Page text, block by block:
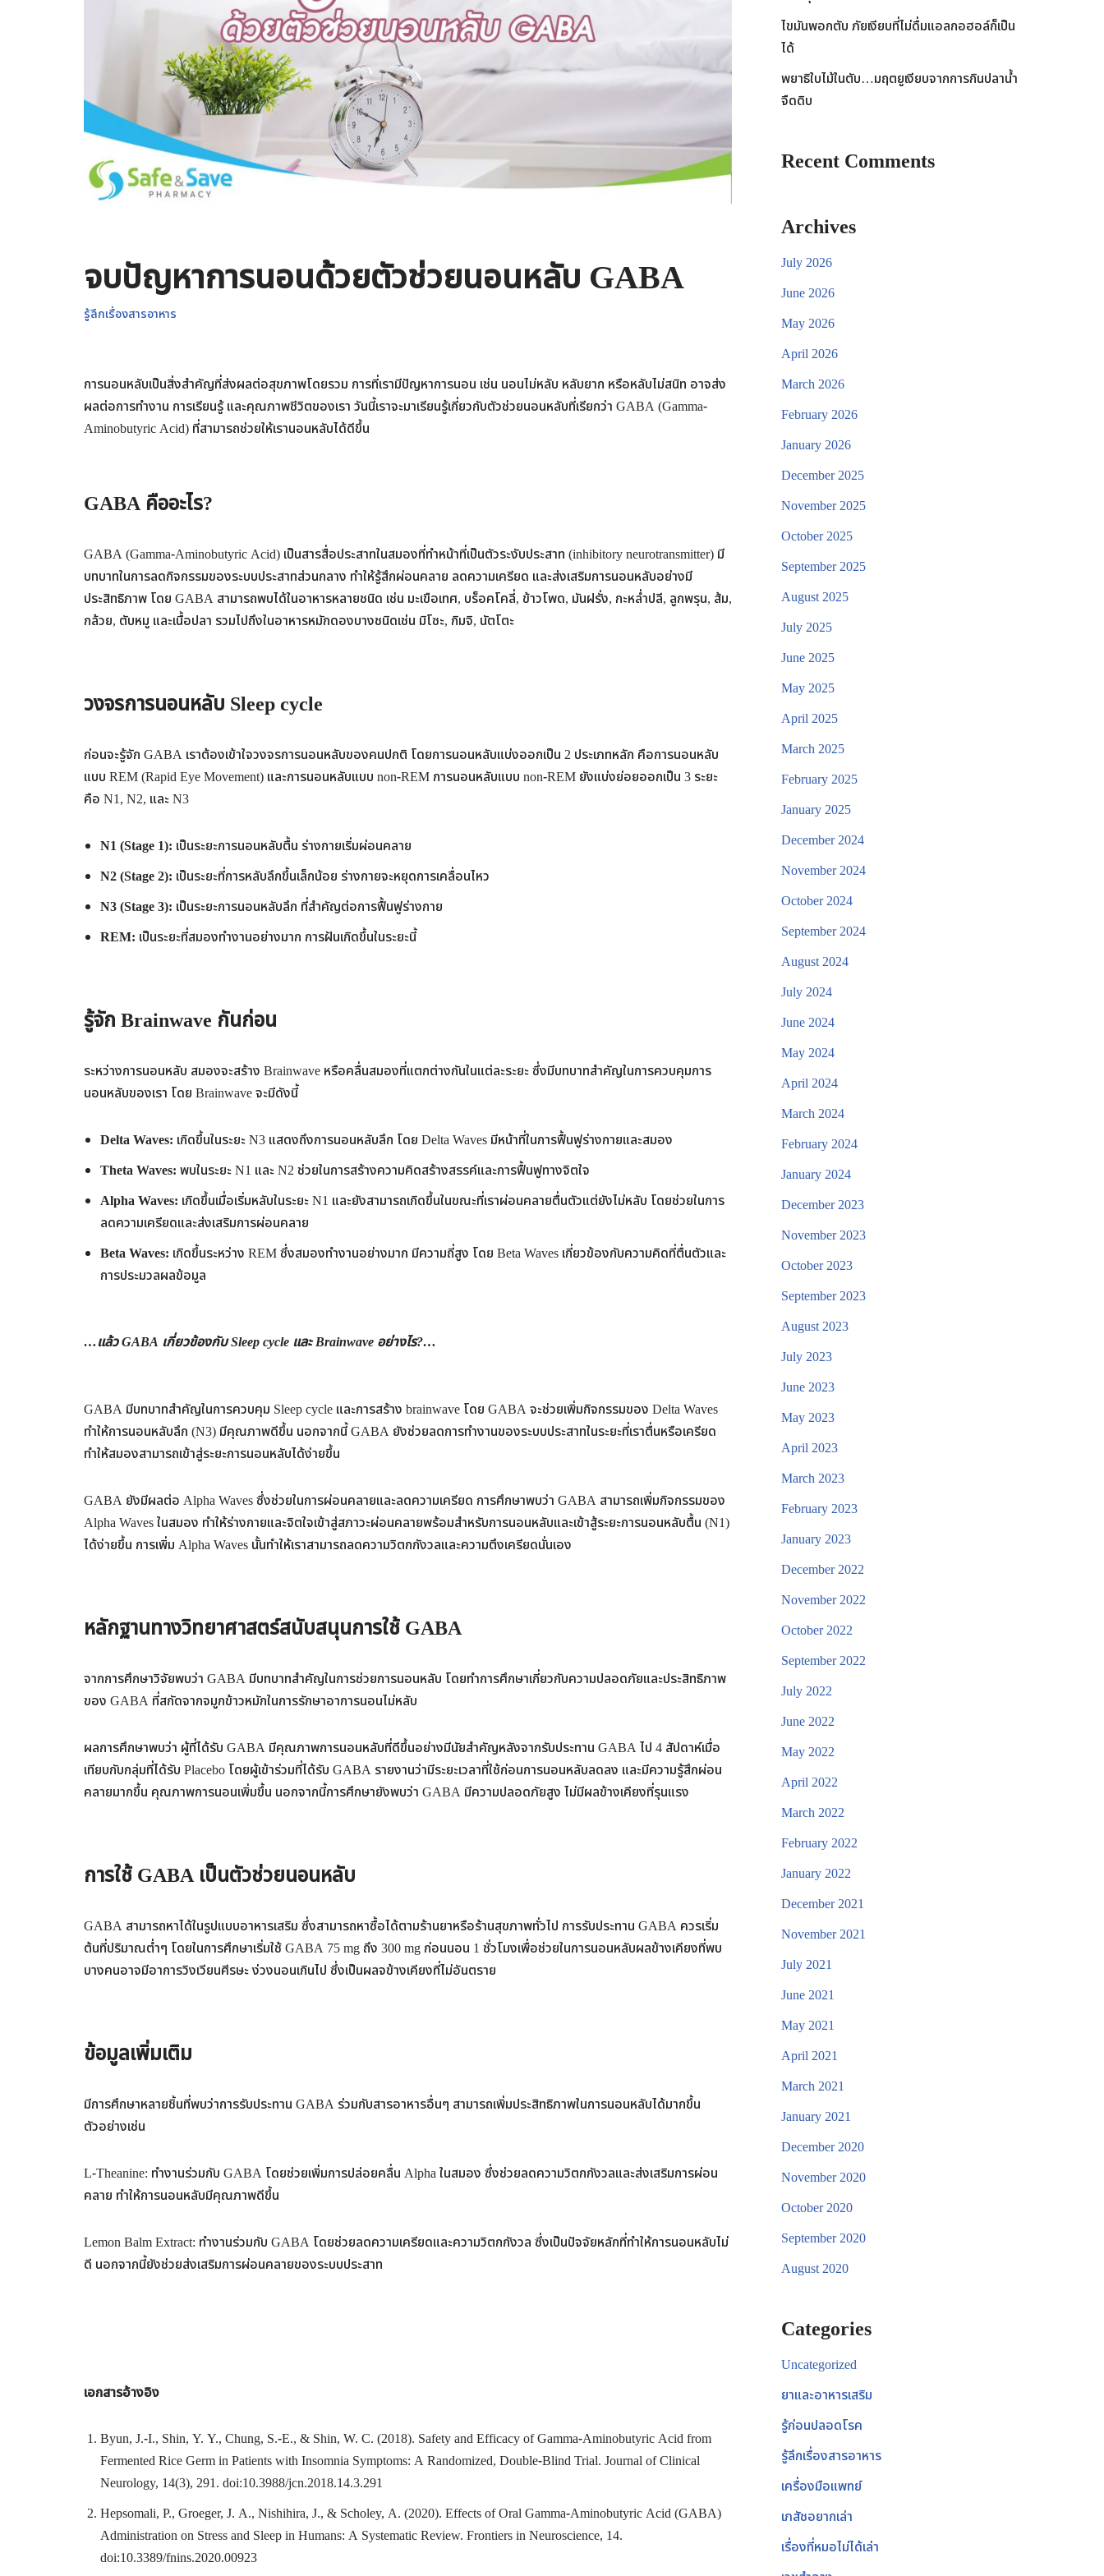
จบปัญหาการนอนด้วยตัวช่วยนอนหลับ GABA
รู้ลึกเรื่องสารอาหาร
การนอนหลับเป็นสิ่งสำคัญที่ส่งผลต่อสุขภาพโดยรวม การที่เรามีปัญหาการนอน เช่น นอนไม่หลับ หลับยาก หรือหลับไม่สนิท อาจส่ง
ผลต่อการทำงาน การเรียนรู้ และคุณภาพชีวิตของเรา วันนี้เราจะมาเรียนรู้เกี่ยวกับตัวช่วยนอนหลับที่เรียกว่า GABA (Gamma-
Aminobutyric Acid) ที่สามารถช่วยให้เรานอนหลับได้ดีขึ้น
GABA คืออะไร?
GABA (Gamma-Aminobutyric Acid) เป็นสารสื่อประสาทในสมองที่ทำหน้าที่เป็นตัวระงับประสาท (inhibitory neurotransmitter) มี
บทบาทในการลดกิจกรรมของระบบประสาทส่วนกลาง ทำให้รู้สึกผ่อนคลาย ลดความเครียด และส่งเสริมการนอนหลับอย่างมี
ประสิทธิภาพ โดย GABA สามารถพบได้ในอาหารหลายชนิด เช่น มะเขือเทศ, บร็อคโคลี่, ข้าวโพด, มันฝรั่ง, กะหล่ำปลี, ลูกพรุน, ส้ม,
กล้วย, ตับหมู และเนื้อปลา รวมไปถึงในอาหารหมักดองบางชนิดเช่น มิโซะ, กิมจิ, นัตโตะ
วงจรการนอนหลับ Sleep cycle
ก่อนจะรู้จัก GABA เราต้องเข้าใจวงจรการนอนหลับของคนปกติ โดยการนอนหลับแบ่งออกเป็น 2 ประเภทหลัก คือการนอนหลับ
แบบ REM (Rapid Eye Movement) และการนอนหลับแบบ non-REM การนอนหลับแบบ non-REM ยังแบ่งย่อยออกเป็น 3 ระยะ
คือ N1, N2, และ N3
N1 (Stage 1): เป็นระยะการนอนหลับตื้น ร่างกายเริ่มผ่อนคลาย
N2 (Stage 2): เป็นระยะที่การหลับลึกขึ้นเล็กน้อย ร่างกายจะหยุดการเคลื่อนไหว
N3 (Stage 3): เป็นระยะการนอนหลับลึก ที่สำคัญต่อการฟื้นฟูร่างกาย
REM: เป็นระยะที่สมองทำงานอย่างมาก การฝันเกิดขึ้นในระยะนี้
รู้จัก Brainwave กันก่อน
ระหว่างการนอนหลับ สมองจะสร้าง Brainwave หรือคลื่นสมองที่แตกต่างกันในแต่ละระยะ ซึ่งมีบทบาทสำคัญในการควบคุมการ
นอนหลับของเรา โดย Brainwave จะมีดังนี้
Delta Waves: เกิดขึ้นในระยะ N3 แสดงถึงการนอนหลับลึก โดย Delta Waves มีหน้าที่ในการฟื้นฟูร่างกายและสมอง
Theta Waves: พบในระยะ N1 และ N2 ช่วยในการสร้างความคิดสร้างสรรค์และการฟื้นฟูทางจิตใจ
Alpha Waves: เกิดขึ้นเมื่อเริ่มหลับในระยะ N1 และยังสามารถเกิดขึ้นในขณะที่เราผ่อนคลายตื่นตัวแต่ยังไม่หลับ โดยช่วยในการ
ลดความเครียดและส่งเสริมการผ่อนคลาย
Beta Waves: เกิดขึ้นระหว่าง REM ซึ่งสมองทำงานอย่างมาก มีความถี่สูง โดย Beta Waves เกี่ยวข้องกับความคิดที่ตื่นตัวและ
การประมวลผลข้อมูล
…แล้ว GABA เกี่ยวข้องกับ Sleep cycle และ Brainwave อย่างไร?…
GABA มีบทบาทสำคัญในการควบคุม Sleep cycle และการสร้าง brainwave โดย GABA จะช่วยเพิ่มกิจกรรมของ Delta Waves
ทำให้การนอนหลับลึก (N3) มีคุณภาพดีขึ้น นอกจากนี้ GABA ยังช่วยลดการทำงานของระบบประสาทในระยะที่เราตื่นหรือเครียด
ทำให้สมองสามารถเข้าสู่ระยะการนอนหลับได้ง่ายขึ้น
GABA ยังมีผลต่อ Alpha Waves ซึ่งช่วยในการผ่อนคลายและลดความเครียด การศึกษาพบว่า GABA สามารถเพิ่มกิจกรรมของ
Alpha Waves ในสมอง ทำให้ร่างกายและจิตใจเข้าสู่สภาวะผ่อนคลายพร้อมสำหรับการนอนหลับและเข้าสู้ระยะการนอนหลับตื้น (N1)
ได้ง่ายขึ้น การเพิ่ม Alpha Waves นั้นทำให้เราสามารถลดความวิตกกังวลและความตึงเครียดนั่นเอง
หลักฐานทางวิทยาศาสตร์สนับสนุนการใช้ GABA
จากการศึกษาวิจัยพบว่า GABA มีบทบาทสำคัญในการช่วยการนอนหลับ โดยทำการศึกษาเกี่ยวกับความปลอดภัยและประสิทธิภาพ
ของ GABA ที่สกัดจากจมูกข้าวหมักในการรักษาอาการนอนไม่หลับ
ผลการศึกษาพบว่า ผู้ที่ได้รับ GABA มีคุณภาพการนอนหลับที่ดีขึ้นอย่างมีนัยสำคัญหลังจากรับประทาน GABA ไป 4 สัปดาห์เมื่อ
เทียบกับกลุ่มที่ได้รับ Placebo โดยผู้เข้าร่วมที่ได้รับ GABA รายงานว่ามีระยะเวลาที่ใช้ก่อนการนอนหลับลดลง และมีความรู้สึกผ่อน
คลายมากขึ้น คุณภาพการนอนเพิ่มขึ้น นอกจากนี้การศึกษายังพบว่า GABA มีความปลอดภัยสูง ไม่มีผลข้างเคียงที่รุนแรง
การใช้ GABA เป็นตัวช่วยนอนหลับ
GABA สามารถหาได้ในรูปแบบอาหารเสริม ซึ่งสามารถหาซื้อได้ตามร้านยาหรือร้านสุขภาพทั่วไป การรับประทาน GABA ควรเริ่ม
ต้นที่ปริมาณต่ำๆ โดยในการศึกษาเริ่มใช้ GABA 75 mg ถึง 300 mg ก่อนนอน 1 ชั่วโมงเพื่อช่วยในการนอนหลับผลข้างเคียงที่พบ
บางคนอาจมีอาการวิงเวียนศีรษะ ง่วงนอนเกินไป ซึ่งเป็นผลจข้างเคียงที่ไม่อันตราย
ข้อมูลเพิ่มเติม
มีการศึกษาหลายชิ้นที่พบว่าการรับประทาน GABA ร่วมกับสารอาหารอื่นๆ สามารถเพิ่มประสิทธิภาพในการนอนหลับได้มากขึ้น
ตัวอย่างเช่น
L-Theanine: ทำงานร่วมกับ GABA โดยช่วยเพิ่มการปล่อยคลื่น Alpha ในสมอง ซึ่งช่วยลดความวิตกกังวลและส่งเสริมการผ่อน
คลาย ทำให้การนอนหลับมีคุณภาพดีขึ้น
Lemon Balm Extract: ทำงานร่วมกับ GABA โดยช่วยลดความเครียดและความวิตกกังวล ซึ่งเป็นปัจจัยหลักที่ทำให้การนอนหลับไม่
ดี นอกจากนี้ยังช่วยส่งเสริมการผ่อนคลายของระบบประสาท
เอกสารอ้างอิง
Byun, J.-I., Shin, Y. Y., Chung, S.-E., & Shin, W. C. (2018). Safety and Efficacy of Gamma-Aminobutyric Acid from
Fermented Rice Germ in Patients with Insomnia Symptoms: A Randomized, Double-Blind Trial. Journal of Clinical
Neurology, 14(3), 291. doi:10.3988/jcn.2018.14.3.291
Hepsomali, P., Groeger, J. A., Nishihira, J., & Scholey, A. (2020). Effects of Oral Gamma-Aminobutyric Acid (GABA)
Administration on Stress and Sleep in Humans: A Systematic Review. Frontiers in Neuroscience, 14.
doi:10.3389/fnins.2020.00923
ไขมันพอกตับ ภัยเงียบที่ไม่ดื่มแอลกอฮอล์ก็เป็น
ได้
พยาธิใบไม้ในตับ…มฤตยูเงียบจากการกินปลาน้ำ
จืดดิบ
Recent Comments
Archives
July 2026
June 2026
May 2026
April 2026
March 2026
February 2026
January 2026
December 2025
November 2025
October 2025
September 2025
August 2025
July 2025
June 2025
May 2025
April 2025
March 2025
February 2025
January 2025
December 2024
November 2024
October 2024
September 2024
August 2024
July 2024
June 2024
May 2024
April 2024
March 2024
February 2024
January 2024
December 2023
November 2023
October 2023
September 2023
August 2023
July 2023
June 2023
May 2023
April 2023
March 2023
February 2023
January 2023
December 2022
November 2022
October 2022
September 2022
July 2022
June 2022
May 2022
April 2022
March 2022
February 2022
January 2022
December 2021
November 2021
July 2021
June 2021
May 2021
April 2021
March 2021
January 2021
December 2020
November 2020
October 2020
September 2020
August 2020
Categories
Uncategorized
ยาและอาหารเสริม
รู้ก่อนปลอดโรค
รู้ลึกเรื่องสารอาหาร
เครื่องมือแพทย์
เภสัชอยากเล่า
เรื่องที่หมอไม่ได้เล่า